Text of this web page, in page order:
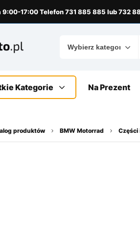
9:00-17:00 Telefon 731 885 885 lub 732
Kategorie Na Prezent
produktów BMW Motorrad Części